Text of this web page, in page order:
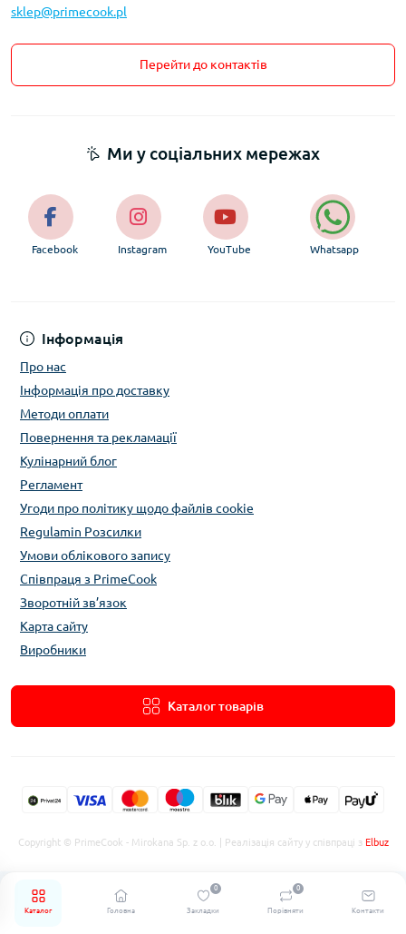
Каталог Головна Закладки
0
Порівняти
0
Контакти
sklep@primecook.pl
Перейти до контактів
Інформація
Про нас
Інформація про доставку
Методи оплати
Повернення та рекламації
Кулінарний блог
Регламент
Угоди про політику щодо файлів cookie
Regulamin Розсилки
Умови облікового запису
Співпраця з PrimeCook
Зворотній зв’язок
Карта сайту
Виробники
Каталог товарів
Ми у соціальних мережах
Facebook Instagram YouTube Whatsapp
Copyright © PrimeCook - Mirokana Sp. z o.o. | Реалізація сайту у співпраці з Elbuz